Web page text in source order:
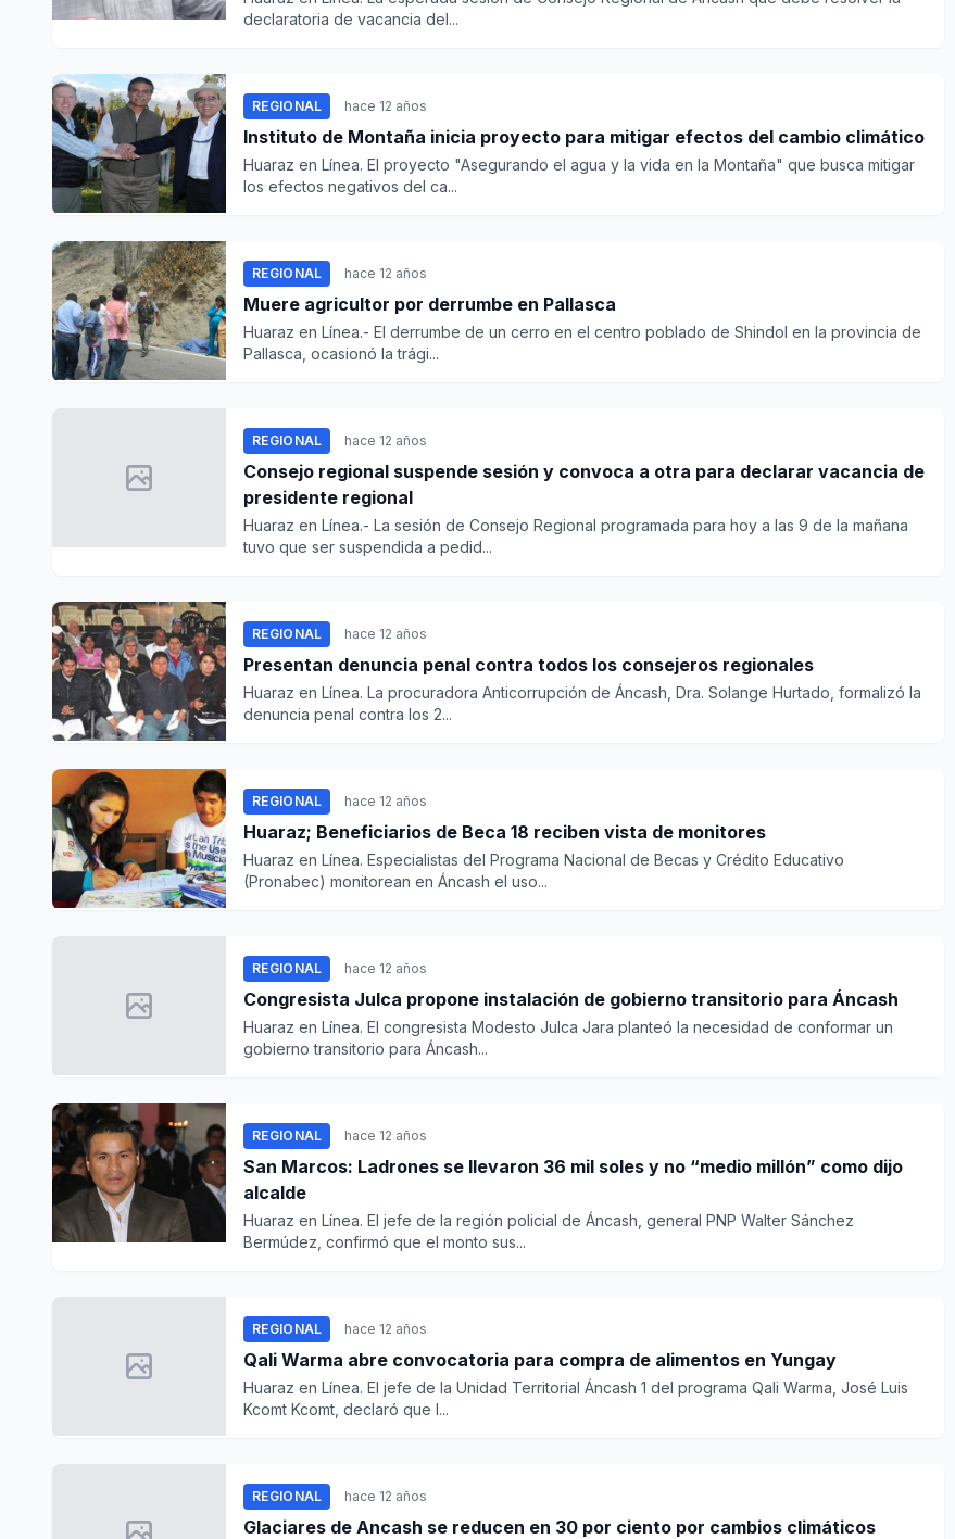
declaratoria de vacancia del...
REGIONAL hace 12 años
Instituto de Montaña inicia proyecto para mitigar efectos del cambio climático
Huaraz en Línea. El proyecto "Asegurando el agua y la vida en la Montaña" que busca mitigar
los efectos negativos del ca...
REGIONAL hace 12 años
Muere agricultor por derrumbe en Pallasca
Huaraz en Línea.- El derrumbe de un cerro en el centro poblado de Shindol en la provincia de
Pallasca, ocasionó la trági...
REGIONAL hace 12 años
Consejo regional suspende sesión y convoca a otra para declarar vacancia de
presidente regional
Huaraz en Línea.- La sesión de Consejo Regional programada para hoy a las 9 de la mañana
tuvo que ser suspendida a pedid...
REGIONAL hace 12 años
Presentan denuncia penal contra todos los consejeros regionales
Huaraz en Línea. La procuradora Anticorrupción de Áncash, Dra. Solange Hurtado, formalizó la
denuncia penal contra los 2...
REGIONAL hace 12 años
Huaraz; Beneficiarios de Beca 18 reciben vista de monitores
Huaraz en Línea. Especialistas del Programa Nacional de Becas y Crédito Educativo
(Pronabec) monitorean en Áncash el uso...
REGIONAL hace 12 años
Congresista Julca propone instalación de gobierno transitorio para Áncash
Huaraz en Línea. El congresista Modesto Julca Jara planteó la necesidad de conformar un
gobierno transitorio para Áncash...
REGIONAL hace 12 años
San Marcos: Ladrones se llevaron 36 mil soles y no “medio millón” como dijo
alcalde
Huaraz en Línea. El jefe de la región policial de Áncash, general PNP Walter Sánchez
Bermúdez, confirmó que el monto sus...
REGIONAL hace 12 años
Qali Warma abre convocatoria para compra de alimentos en Yungay
Huaraz en Línea. El jefe de la Unidad Territorial Áncash 1 del programa Qali Warma, José Luis
Kcomt Kcomt, declaró que l...
REGIONAL hace 12 años
Glaciares de Ancash se reducen en 30 por ciento por cambios climáticos